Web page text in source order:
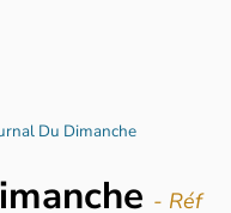
Du Dimanche
- Réf